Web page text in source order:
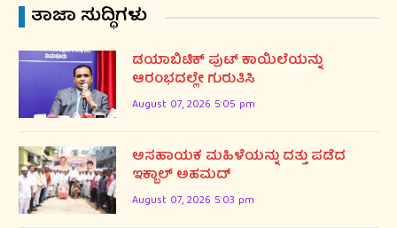
ತಾಜಾ ಸುದ್ಧಿಗಳು
ಡಯಾಬಿಟಿಕ್ ಪುಟ್ ಕಾಯಿಲೆಯನ್ನು
ಆರಂಭದಲ್ಲೇ ಗುರುತಿಸಿ
August 07, 2026 5:05 pm
ಅಸಹಾಯಕ ಮಹಿಳೆಯನ್ನು ದತ್ತು ಪಡೆದ
ಇಕ್ಬಾಲ್ ಅಹಮದ್
August 07, 2026 5:03 pm